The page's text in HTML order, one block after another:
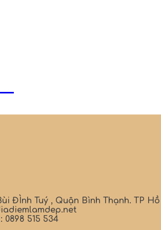
ĐÌnh Tuý , Quận Bình Thạnh. TP
515 534